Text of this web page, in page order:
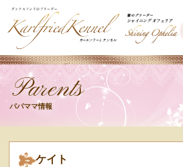
Parents
パパママ情報
ケイト